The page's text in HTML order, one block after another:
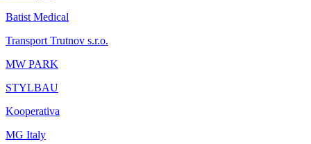
Batist Medical
Transport Trutnov s.r.o.
MW PARK
STYLBAU
Kooperativa
MG Italy